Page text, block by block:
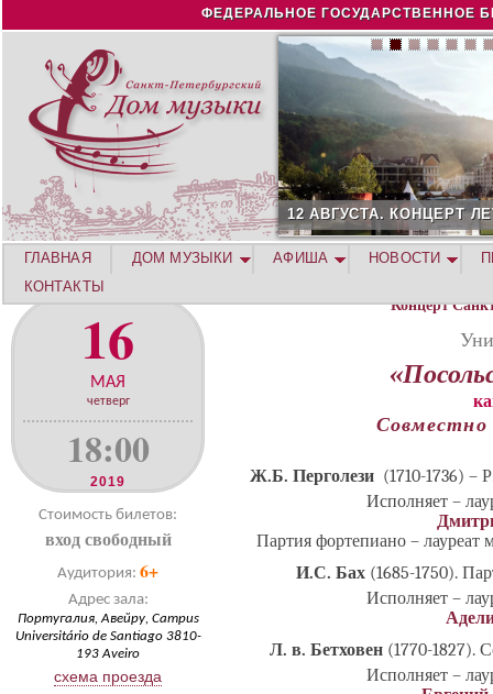
Jump to navigation
ФЕДЕРАЛЬНОЕ ГОСУДАРСТВЕННОЕ
12 АВГУСТА. КОНЦЕРТ
16
МАЯ
четверг
18:00
2019
Стоимость билетов:
вход свободный
Аудитория: 6+
Адрес зала:
Португалия, Авейру, Campus
Universitário de Santiago 3810-
193 Aveiro
схема проезда
Концерт
Совместно
Ж.Б. Перголези (1710-1736) –
Исполняет –
Партия фортепиано –
И.С. Бах (1685-1750).
Исполняет –
Л. в. Бетховен (1770-1827).
Исполняет –
ГЛАВНАЯ ДОМ МУЗЫКИ АФИША НОВОСТИ
КОНТАКТЫ